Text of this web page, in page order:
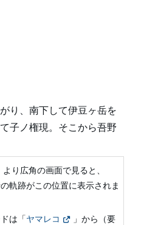
り、南下して伊豆ヶ岳を
子ノ権現。そこから吾野
り広角の画面で見ると、
軌跡がこの位置に表示されま
は「ヤマレコ
」から（要